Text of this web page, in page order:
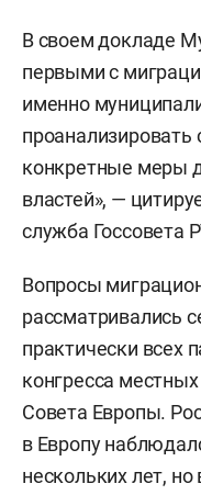
В своем докладе
первыми с
именно
конкретные меры
властей», —
служба Госсовета
Вопросы
рассматривались
практически всех
конгресса
Совета Европы.
в Европу
нескольких лет, но